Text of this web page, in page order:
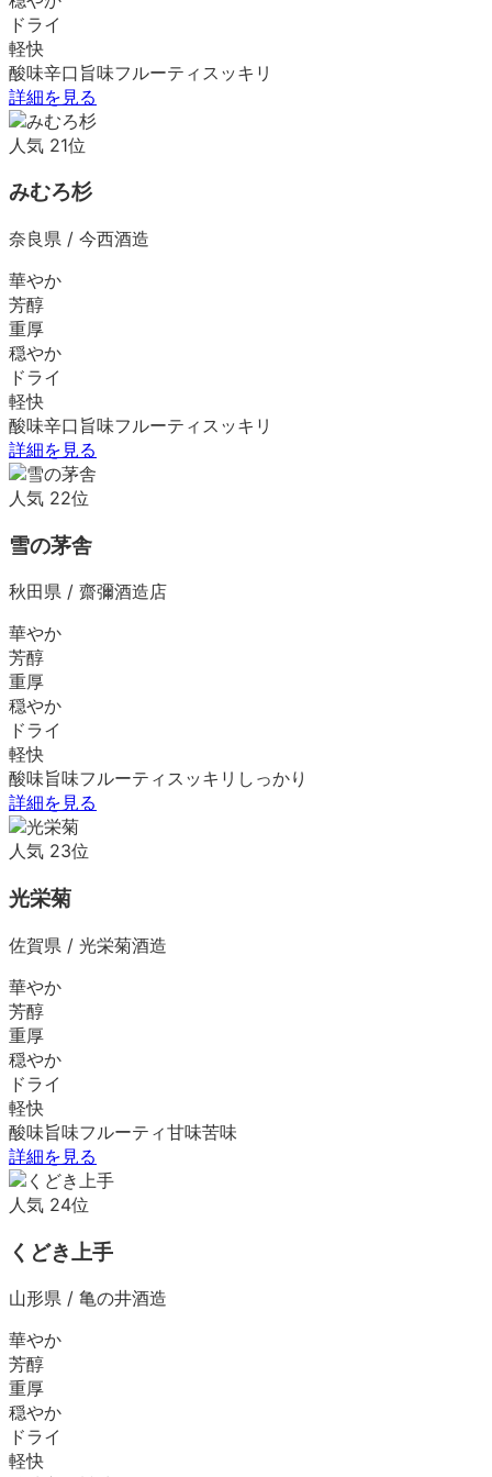
ドライ
軽快
酸味辛口 旨味フルーティ スッキリ
詳細を見る
人気 21位
みむろ杉
奈良県 / 今西酒造
華やか
芳醇
重厚
穏やか
ドライ
軽快
酸味辛口 旨味フルーティ スッキリ
詳細を見る
人気 22位
雪の茅舎
秋田県 / 齋彌酒造店
華やか
芳醇
重厚
穏やか
ドライ
軽快
酸味旨味フルーティ スッキリ しっかり
詳細を見る
人気 23位
光栄菊
佐賀県 / 光栄菊酒造
華やか
芳醇
重厚
穏やか
ドライ
軽快
酸味旨味フルーティ甘味苦味
詳細を見る
人気 24位
くどき上手
山形県 / 亀の井酒造
華やか
芳醇
重厚
穏やか
ドライ
軽快